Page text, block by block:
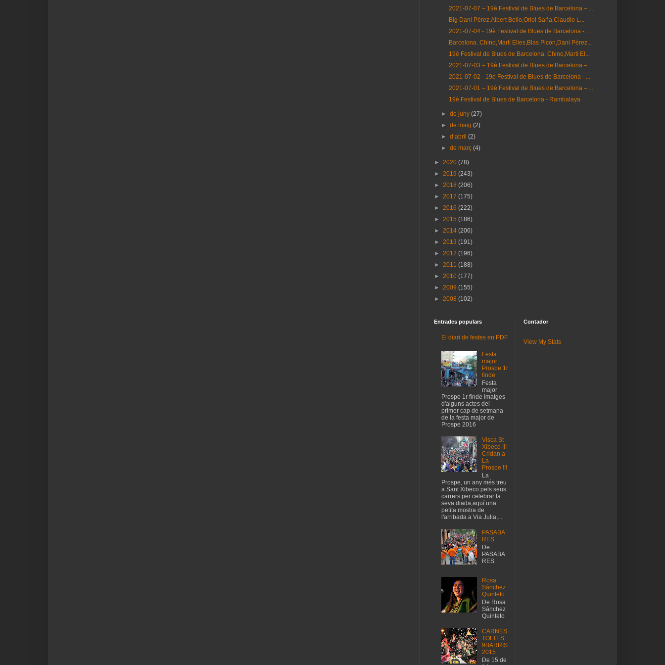
2021-07-07 – 19è Festival de Blues de Barcelona – ...
Big Dani Pérez,Albert Bello,Oriol Saña,Claudio L...
2021-07-04 - 19è Festival de Blues de Barcelona -...
Barcelona. Chino,Martí Elies,Blas Picon,Dani Pérez...
19è Festival de Blues de Barcelona. Chino,Martí El...
2021-07-03 – 19è Festival de Blues de Barcelona – ...
2021-07-02 - 19è Festival de Blues de Barcelona - ...
2021-07-01 – 19è Festival de Blues de Barcelona – ...
19è Festival de Blues de Barcelona - Rambalaya
►de juny(27)
►de maig(2)
►d’abril(2)
►de març(4)
► 2020 (78)
► 2019 (243)
► 2018 (206)
► 2017 (175)
► 2016 (222)
► 2015 (186)
► 2014 (206)
► 2013 (191)
► 2012 (196)
► 2011 (188)
► 2010 (177)
► 2009 (155)
► 2008 (102)
Entrades populars
El diari de festes en PDF
Festa
major
Prospe 1r
finde
Festa
major
Prospe 1r finde Imatges
d'alguns actes del
primer cap de setmana
de la festa major de
Prospe 2016
Visca St
Xibeco !!!
Cridan a
La
Prospe !!!
La
Prospe, un any més treu
a Sant Xibeco pels seus
carrers per celebrar la
seva diada,aquí una
petita mostra de
l'arribada a Via Julia,...
PASABA
RES
De
PASABA
RES
Rosa
Sánchez
Quinteto
De Rosa
Sánchez
Quinteto
CARNES
TOLTES
9BARRIS
2015
De 15 de
Contador
View My Stats